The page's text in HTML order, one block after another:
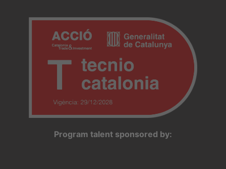
Program talent sponsored by: